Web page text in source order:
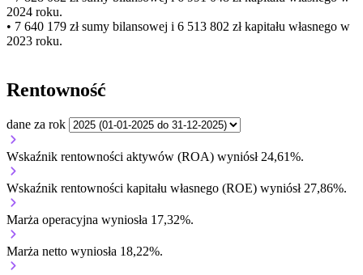
2024 roku.
• 7 640 179 złsumy bilansowej i 6 513 802 zł kapitału własnego w
2023 roku.
Rentowność
dane za rok
Wskaźnik rentowności aktywów (ROA) wyniósł 24,61%.
Wskaźnik rentowności kapitału własnego (ROE) wyniósł 27,86%.
Marża operacyjna wyniosła 17,32%.
Marża netto wyniosła 18,22%.